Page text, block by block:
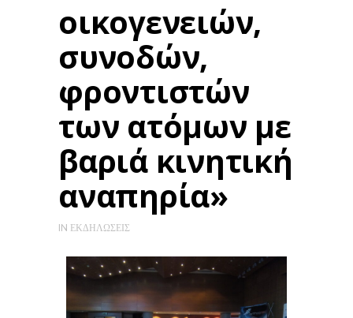
οικογενειών,
συνοδών,
φροντιστών
των ατόμων με
βαριά κινητική
αναπηρία»
IN ΕΚΔΗΛΏΣΕΙΣ